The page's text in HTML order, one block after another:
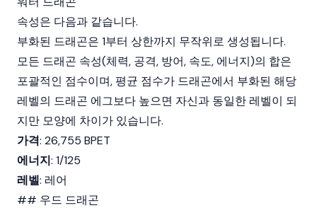
속성은 다음과 같습니다.
부화된 드래곤은 1부터 상한까지 무작위로 생성됩니다.
모든 드래곤 속성(체력, 공격, 방어, 속도, 에너지)의 합은
포괄적인 점수이며, 평균 점수가 드래곤에서 부화된 해당
레벨의 드래곤 에그보다 높으면 자신과 동일한 레벨이 되
지만 모양에 차이가 있습니다.
가격: 26,755 BPET
에너지: 1/125
레벨: 레어
## 우드 드래곤